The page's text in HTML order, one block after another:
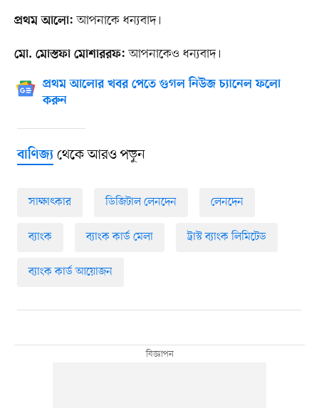
প্রথম আলো: আপনাকে ধন্যবাদ।
মো. মোস্তফা মোশাররফ: আপনাকেও ধন্যবাদ।
প্রথম আলোর খবর পেতে গুগল নিউজ চ্যানেল ফলো
করুন
বাণিজ্যথেকে আরও পড়ুন
সাক্ষাৎকার ডিজিটাল লেনদেন লেনদেন
ব্যাংক ব্যাংক কার্ড মেলা ট্রাস্ট ব্যাংক লিমিটেড
ব্যাংক কার্ড আয়োজন